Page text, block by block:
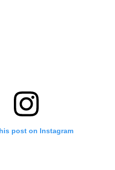
post on Instagram